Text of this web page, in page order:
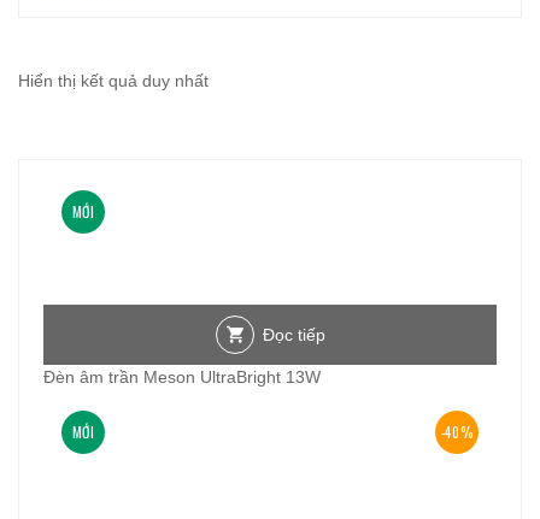
Hiển thị kết quả duy nhất
MỚI
Đọc tiếp
Đèn âm trần Meson UltraBright 13W
-40%
MỚI